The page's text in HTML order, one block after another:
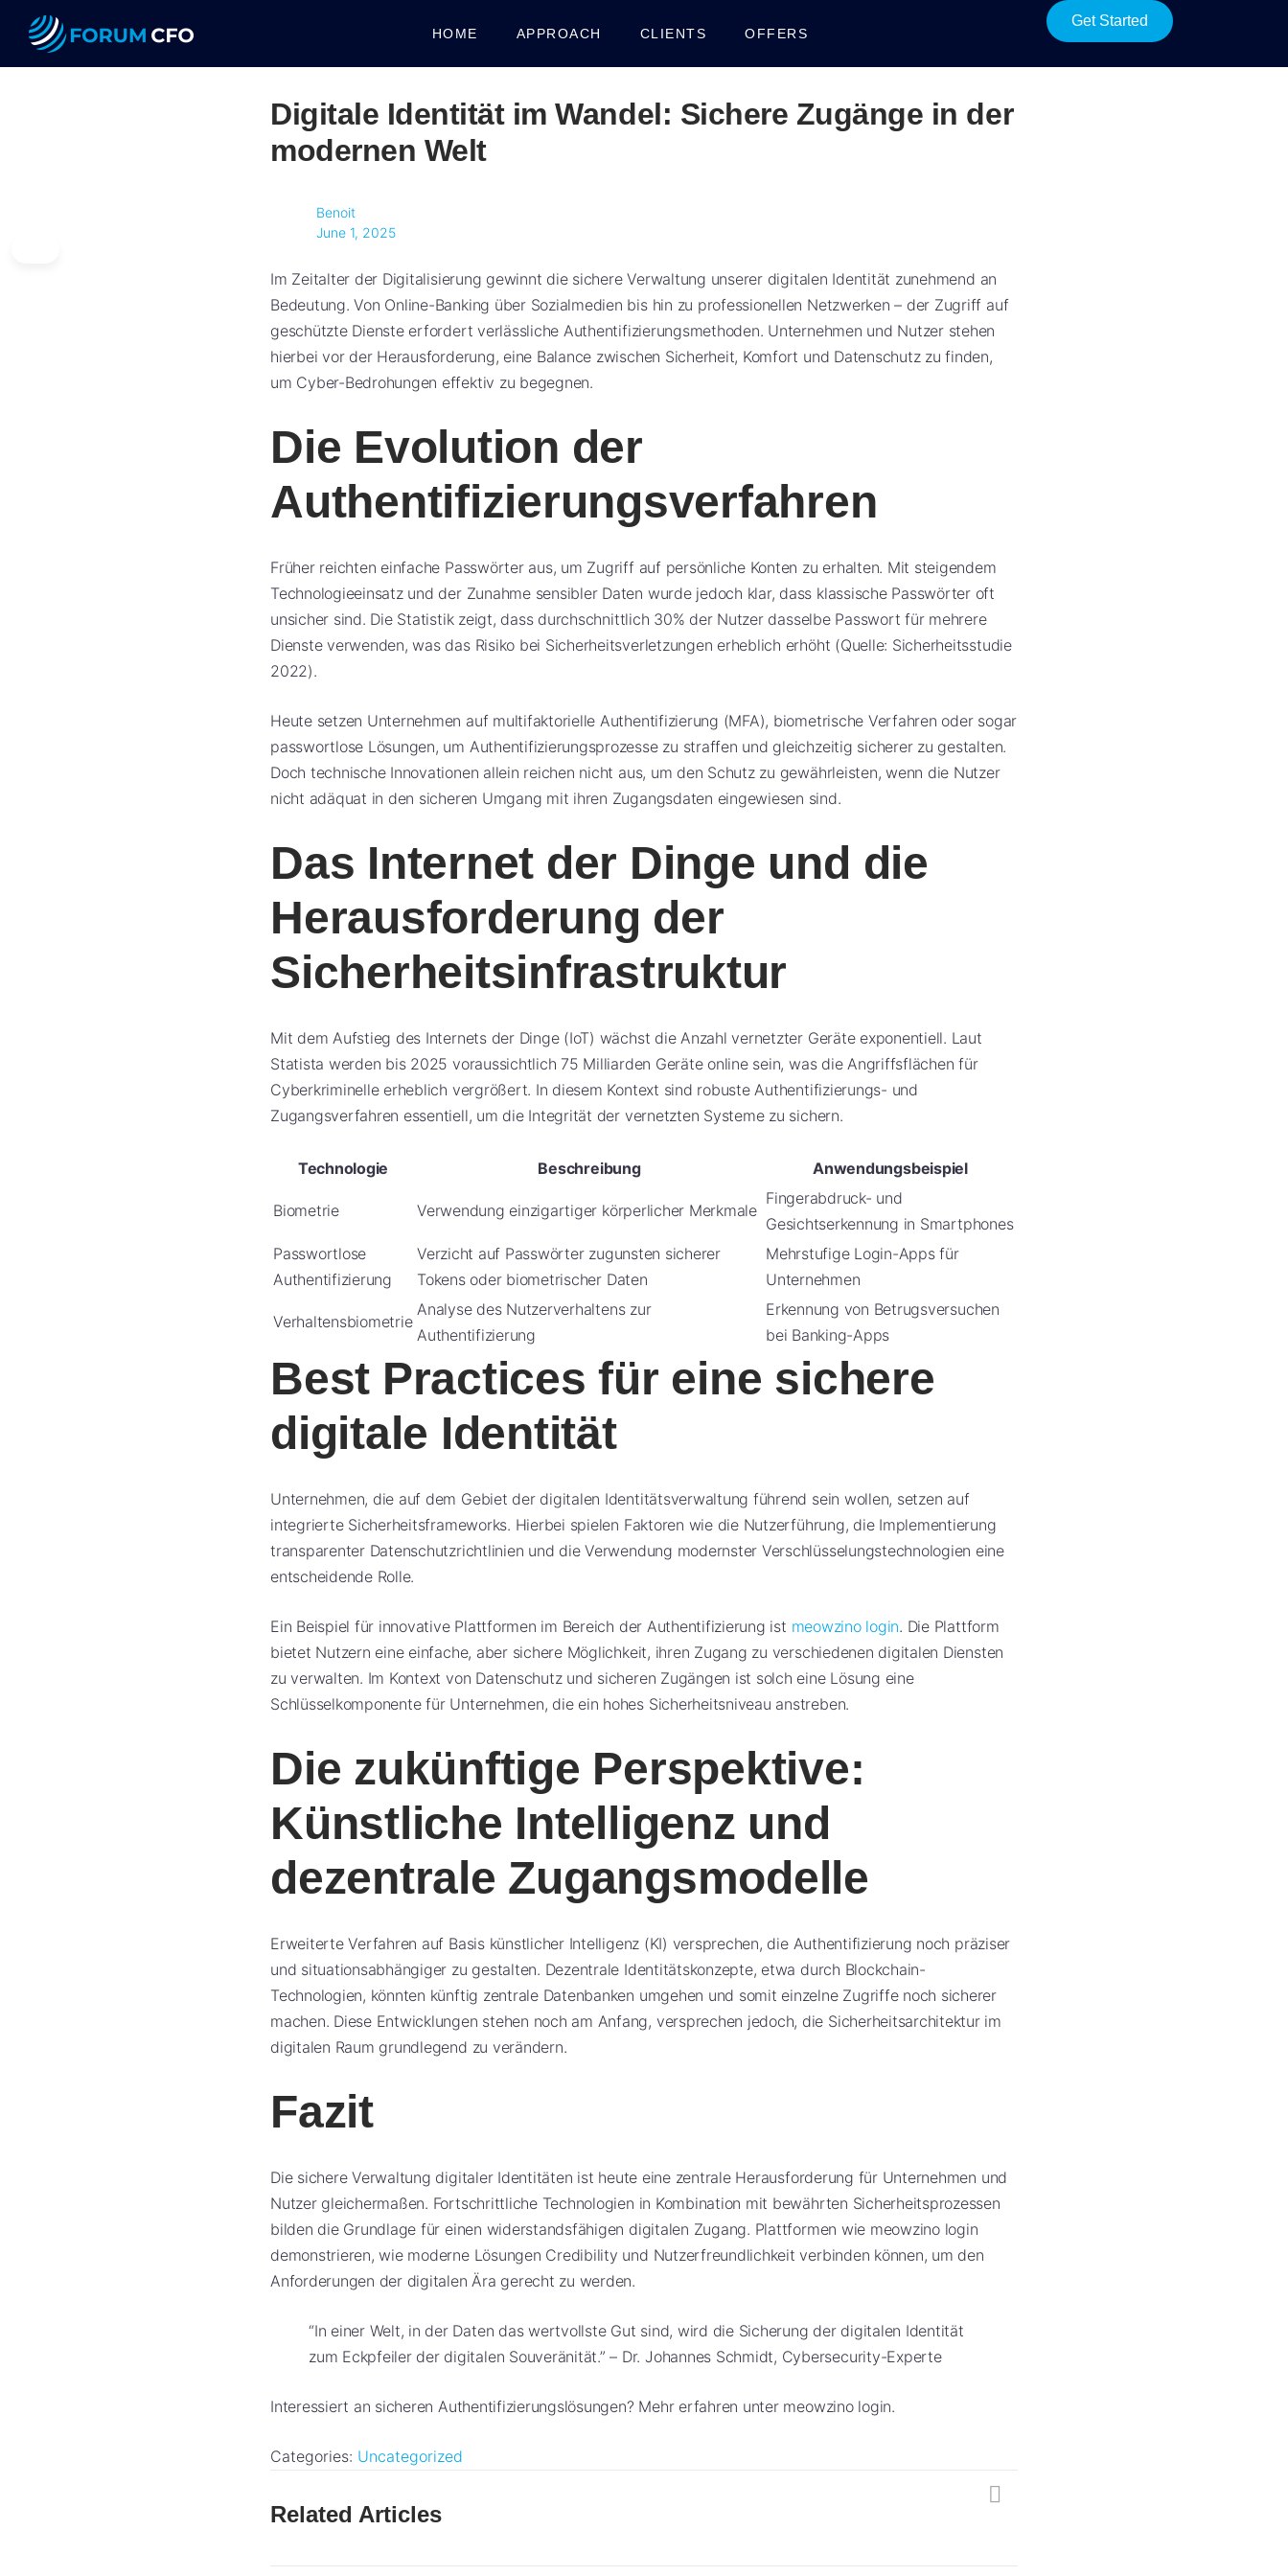
HOME APPROACH CLIENTS OFFERS
Get Started
Digitale Identität im Wandel: Sichere Zugänge in der
modernen Welt
Benoit
June 1, 2025
Im Zeitalter der Digitalisierung gewinnt die sichere Verwaltung unserer digitalen Identität zunehmend an
Bedeutung. Von Online-Banking über Sozialmedien bis hin zu professionellen Netzwerken – der Zugriff auf
geschützte Dienste erfordert verlässliche Authentifizierungsmethoden. Unternehmen und Nutzer stehen
hierbei vor der Herausforderung, eine Balance zwischen Sicherheit, Komfort und Datenschutz zu finden,
um Cyber-Bedrohungen effektiv zu begegnen.
Die Evolution der
Authentifizierungsverfahren
Früher reichten einfache Passwörter aus, um Zugriff auf persönliche Konten zu erhalten. Mit steigendem
Technologieeinsatz und der Zunahme sensibler Daten wurde jedoch klar, dass klassische Passwörter oft
unsicher sind. Die Statistik zeigt, dass durchschnittlich 30% der Nutzer dasselbe Passwort für mehrere
Dienste verwenden, was das Risiko bei Sicherheitsverletzungen erheblich erhöht (Quelle: Sicherheitsstudie
2022).
Heute setzen Unternehmen auf multifaktorielle Authentifizierung (MFA), biometrische Verfahren oder sogar
passwortlose Lösungen, um Authentifizierungsprozesse zu straffen und gleichzeitig sicherer zu gestalten.
Doch technische Innovationen allein reichen nicht aus, um den Schutz zu gewährleisten, wenn die Nutzer
nicht adäquat in den sicheren Umgang mit ihren Zugangsdaten eingewiesen sind.
Das Internet der Dinge und die
Herausforderung der
Sicherheitsinfrastruktur
Mit dem Aufstieg des Internets der Dinge (IoT) wächst die Anzahl vernetzter Geräte exponentiell. Laut
Statista werden bis 2025 voraussichtlich 75 Milliarden Geräte online sein, was die Angriffsflächen für
Cyberkriminelle erheblich vergrößert. In diesem Kontext sind robuste Authentifizierungs- und
Zugangsverfahren essentiell, um die Integrität der vernetzten Systeme zu sichern.
Technologie Beschreibung Anwendungsbeispiel
Biometrie Verwendung einzigartiger körperlicher Merkmale
Fingerabdruck- und
Gesichtserkennung in Smartphones
Passwortlose
Authentifizierung
Verzicht auf Passwörter zugunsten sicherer
Tokens oder biometrischer Daten
Mehrstufige Login-Apps für
Unternehmen
Verhaltensbiometrie
Analyse des Nutzerverhaltens zur
Authentifizierung
Erkennung von Betrugsversuchen
bei Banking-Apps
Best Practices für eine sichere
digitale Identität
Unternehmen, die auf dem Gebiet der digitalen Identitätsverwaltung führend sein wollen, setzen auf
integrierte Sicherheitsframeworks. Hierbei spielen Faktoren wie die Nutzerführung, die Implementierung
transparenter Datenschutzrichtlinien und die Verwendung modernster Verschlüsselungstechnologien eine
entscheidende Rolle.
Ein Beispiel für innovative Plattformen im Bereich der Authentifizierung ist meowzino login. Die Plattform
bietet Nutzern eine einfache, aber sichere Möglichkeit, ihren Zugang zu verschiedenen digitalen Diensten
zu verwalten. Im Kontext von Datenschutz und sicheren Zugängen ist solch eine Lösung eine
Schlüsselkomponente für Unternehmen, die ein hohes Sicherheitsniveau anstreben.
Die zukünftige Perspektive:
Künstliche Intelligenz und
dezentrale Zugangsmodelle
Erweiterte Verfahren auf Basis künstlicher Intelligenz (KI) versprechen, die Authentifizierung noch präziser
und situationsabhängiger zu gestalten. Dezentrale Identitätskonzepte, etwa durch Blockchain-
Technologien, könnten künftig zentrale Datenbanken umgehen und somit einzelne Zugriffe noch sicherer
machen. Diese Entwicklungen stehen noch am Anfang, versprechen jedoch, die Sicherheitsarchitektur im
digitalen Raum grundlegend zu verändern.
Fazit
Die sichere Verwaltung digitaler Identitäten ist heute eine zentrale Herausforderung für Unternehmen und
Nutzer gleichermaßen. Fortschrittliche Technologien in Kombination mit bewährten Sicherheitsprozessen
bilden die Grundlage für einen widerstandsfähigen digitalen Zugang. Plattformen wie meowzino login
demonstrieren, wie moderne Lösungen Credibility und Nutzerfreundlichkeit verbinden können, um den
Anforderungen der digitalen Ära gerecht zu werden.
“In einer Welt, in der Daten das wertvollste Gut sind, wird die Sicherung der digitalen Identität
zum Eckpfeiler der digitalen Souveränität.” – Dr. Johannes Schmidt, Cybersecurity-Experte
Interessiert an sicheren Authentifizierungslösungen? Mehr erfahren unter meowzino login.
Categories: Uncategorized
Related Articles